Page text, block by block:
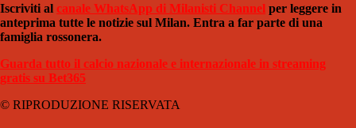
Iscriviti al canale WhatsApp di Milanisti Channel per leggere in
anteprima tutte le notizie sul Milan. Entra a far parte di una
famiglia rossonera.
Guarda tutto il calcio nazionale e internazionale in streaming
gratis su Bet365
© RIPRODUZIONE RISERVATA